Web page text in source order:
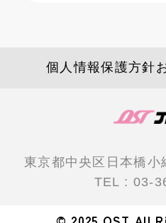
個人情報保護方針
東京都中央区日本橋小
TEL : 03-